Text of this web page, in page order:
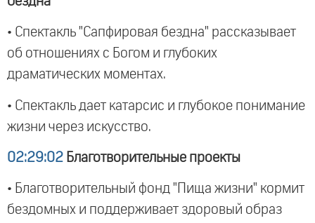
• Спектакль "Сапфировая бездна" рассказывает
об отношениях с Богом и глубоких
драматических моментах.
• Спектакль дает катарсис и глубокое понимание
жизни через искусство.
02:29:02 Благотворительные проекты
• Благотворительный фонд "Пища жизни" кормит
бездомных и поддерживает здоровый образ